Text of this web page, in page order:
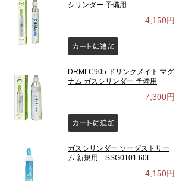
シリンダー 予備用
4,150円
DRMLC905 ドリンクメイト マグ
ナム ガスシリンダー 予備用
7,300円
ガスシリンダー ソーダストリー
ム 新規用 SSG0101 60L
4,150円